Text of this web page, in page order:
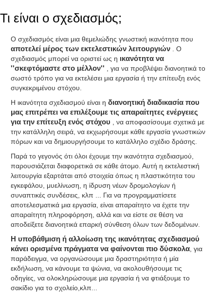
Τι είναι ο σχεδιασμός;
Ο σχεδιασμός είναι μια θεμελιώδης γνωστική ικανότητα που
αποτελεί μέρος των εκτελεστικών λειτουργιών
. Ο
σχεδιασμός μπορεί να οριστεί ως η ικανότητα να
''σκεφτόμαστε στο μέλλον''
, για να προβλέψει διανοητικά το
σωστό τρόπο για να εκτελέσει μια εργασία ή την επίτευξη ενός
συγκεκριμένου στόχου.
Η ικανότητα σχεδιασμού είναι ηδιανοητική διαδικασία που
μας επιτρέπει να επιλέξουμε τις απαραίτητες ενέργειες
για την επίτευξη ενός στόχου
, να αποφασίσουμε σχετικά με
την κατάλληλη σειρά, να εκχωρήσουμε κάθε εργασία γνωστικών
πόρων και να δημιουργήσουμε το κατάλληλο σχέδιο δράσης.
Παρά το γεγονός ότι όλοι έχουμε την ικανότητα σχεδιασμού,
παρουσιάζεται διαφορετικά σε κάθε άτομο. Αυτή η εκτελεστική
λειτουργία εξαρτάται από στοιχεία όπως η πλαστικότητα του
εγκεφάλου, μυελίνωση, η ίδρυση νέων δρομολογίων ή
συναπτικές συνδέσεις, κλπ ... Για να προγραμματίσετε
αποτελεσματικά μια εργασία, είναι απαραίτητο να έχετε την
απαραίτητη πληροφόρηση, αλλά και να είστε σε θέση να
αποδείξετε διανοητικά επαρκή σύνθεση όλων των δεδομένων.
Η υποβάθμιση ή αλλοίωση της ικανότητας σχεδιασμού
κάνει ορισμένα πράγματα να φαίνονται πιο δύσκολα , για
παράδειγμα, να οργανώσουμε μια δραστηριότητα ή μία
εκδήλωση, να κάνουμε τα ψώνια, να ακολουθήσουμε τις
οδηγίες, να ολοκληρώσουμε μια εργασία ή να φτιάξουμε το
σακίδιο για το σχολείο,κλπ...